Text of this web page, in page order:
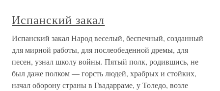
Испанский закал
Испанский закал Народ веселый, беспечный, созданный
для мирной работы, для послеобеденной дремы, для
песен, узнал школу войны. Пятый полк, родившись, не
был даже полком — горсть людей, храбрых и стойких,
начал оборону страны в Гвадарраме, у Толедо, возле